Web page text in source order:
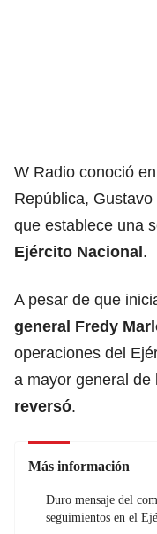
W Radio conoció
República,
que establece una
Ejército Nacional.
A pesar de que
general Fredy
operaciones del
a mayor general de
reversó.
Más información
Duro mensaje del
seguimientos en el